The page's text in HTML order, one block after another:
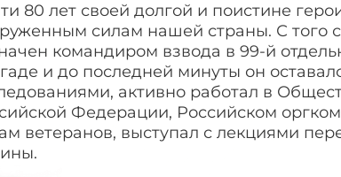
80 лет своей долгой и поистине
силам нашей страны. С того
командиром взвода в 99-й
и до последней минуты он
активно работал в
Федерации, Российском
ветеранов, выступал с лекциями